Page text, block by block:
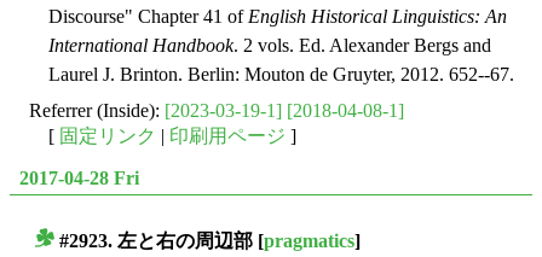
Discourse" Chapter 41 ofEnglish Historical Linguistics: An
International Handbook. 2 vols. Ed. Alexander Bergs and
Laurel J. Brinton. Berlin: Mouton de Gruyter, 2012. 652--67.
Referrer (Inside): [2023-03-19-1] [2018-04-08-1]
[ 固定リンク | 印刷用ページ ]
2017-04-28 Fri
#2923. 左と右の周辺部 [pragmatics]